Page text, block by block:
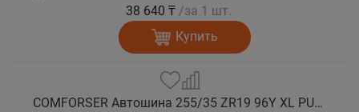
38 640 ₸ /за 1 шт.
Купить
COMFORSER Автошина 255/35 ZR19 96Y XL PURESPEED лето